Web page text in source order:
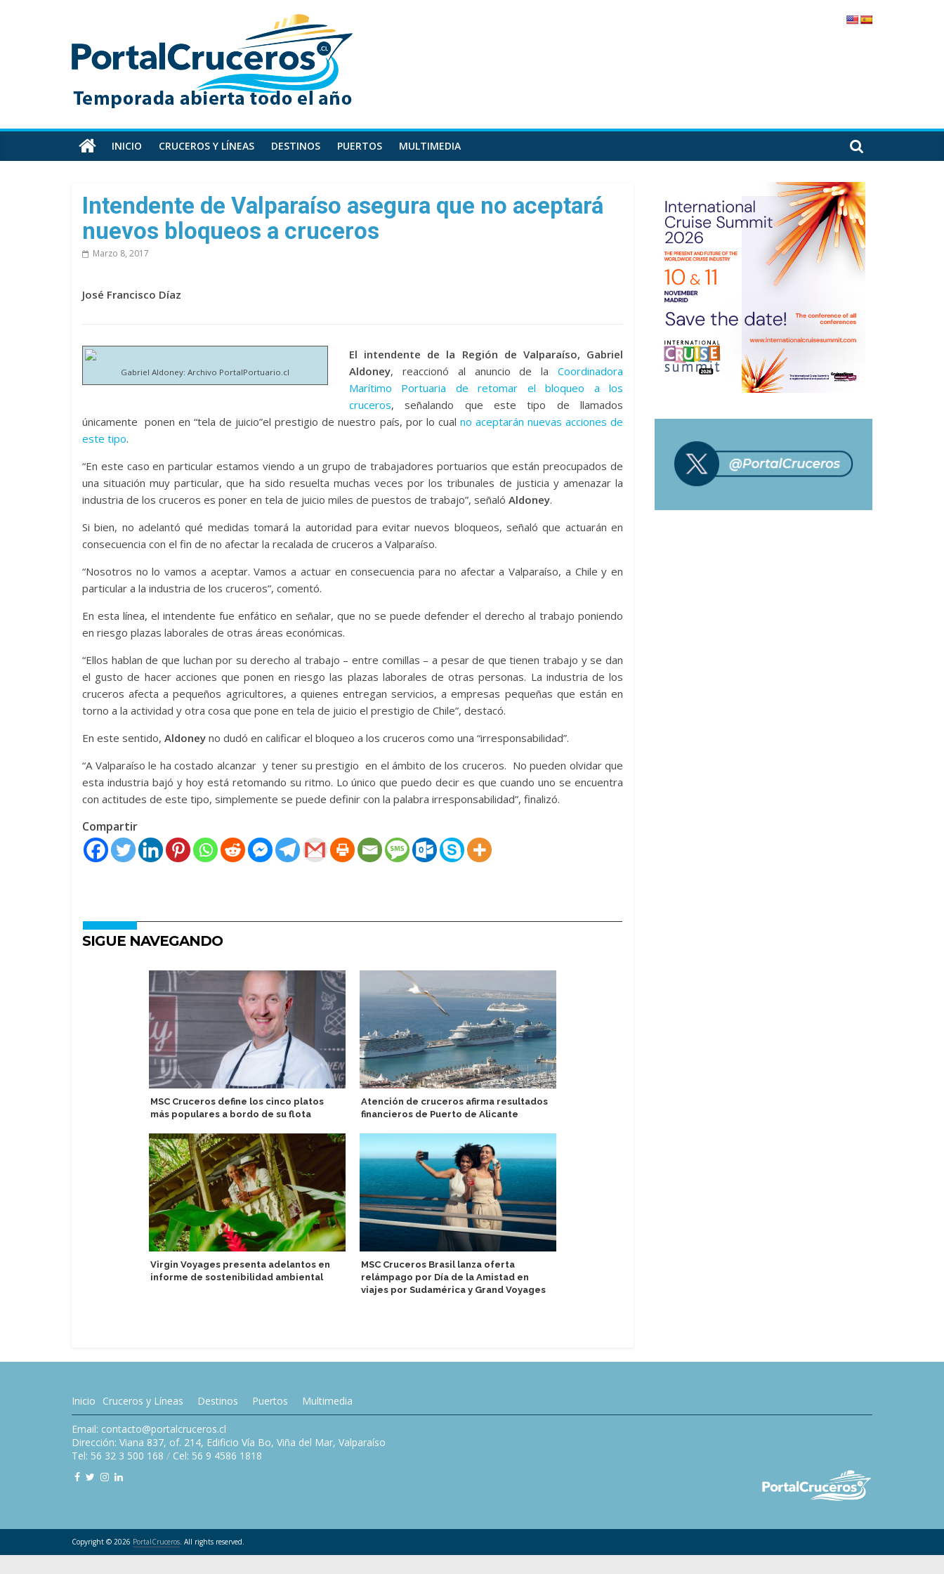
PortalCruceros
Toda
información
cruceros
en
un
sitio
INICIO CRUCEROS Y LÍNEAS DESTINOS PUERTOS MULTIMEDIA
Intendente de Valparaíso asegura que no aceptará
nuevos bloqueos a cruceros
Marzo 8, 2017
José Francisco Díaz
Gabriel Aldoney: Archivo PortalPortuario.cl
El intendente de la Región de Valparaíso, Gabriel
Aldoney, reaccionó al anuncio de la Coordinadora
Marítimo Portuaria de retomar el bloqueo a los
cruceros, señalando que este tipo de llamados
únicamente ponen en “tela de juicio”el prestigio de nuestro país, por lo cual no aceptarán nuevas acciones de
este tipo.
“En este caso en particular estamos viendo a un grupo de trabajadores portuarios que están preocupados de
una situación muy particular, que ha sido resuelta muchas veces por los tribunales de justicia y amenazar la
industria de los cruceros es poner en tela de juicio miles de puestos de trabajo”, señaló Aldoney.
Si bien, no adelantó qué medidas tomará la autoridad para evitar nuevos bloqueos, señaló que actuarán en
consecuencia con el fin de no afectar la recalada de cruceros a Valparaíso.
“Nosotros no lo vamos a aceptar. Vamos a actuar en consecuencia para no afectar a Valparaíso, a Chile y en
particular a la industria de los cruceros”, comentó.
En esta línea, el intendente fue enfático en señalar, que no se puede defender el derecho al trabajo poniendo
en riesgo plazas laborales de otras áreas económicas.
“Ellos hablan de que luchan por su derecho al trabajo – entre comillas – a pesar de que tienen trabajo y se dan
el gusto de hacer acciones que ponen en riesgo las plazas laborales de otras personas. La industria de los
cruceros afecta a pequeños agricultores, a quienes entregan servicios, a empresas pequeñas que están en
torno a la actividad y otra cosa que pone en tela de juicio el prestigio de Chile”, destacó.
En este sentido, Aldoney no dudó en calificar el bloqueo a los cruceros como una “irresponsabilidad”.
“A Valparaíso le ha costado alcanzar y tener su prestigio en el ámbito de los cruceros. No pueden olvidar que
esta industria bajó y hoy está retomando su ritmo. Lo único que puedo decir es que cuando uno se encuentra
con actitudes de este tipo, simplemente se puede definir con la palabra irresponsabilidad”, finalizó.
Compartir
SIGUE NAVEGANDO
MSC Cruceros define los cinco platos
más populares a bordo de su flota
Virgin Voyages presenta adelantos en
informe de sostenibilidad ambiental
Atención de cruceros afirma resultados
financieros de Puerto de Alicante
MSC Cruceros Brasil lanza oferta
relámpago por Día de la Amistad en
viajes por Sudamérica y Grand Voyages
Inicio Cruceros y Líneas Destinos Puertos Multimedia
Email: contacto@portalcruceros.cl
Dirección: Viana 837, of. 214, Edificio Vía Bo, Viña del Mar, Valparaíso
Tel: 56 32 3 500 168 / Cel: 56 9 4586 1818
Copyright © 2026 PortalCruceros. All rights reserved.